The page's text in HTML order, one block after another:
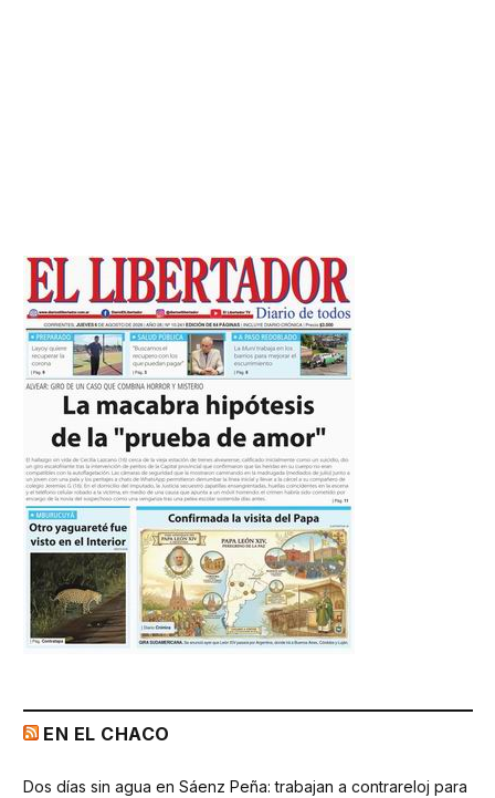
EN EL CHACO
Dos días sin agua en Sáenz Peña: trabajan a contrareloj para